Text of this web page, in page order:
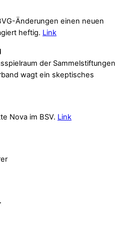
Änderungen einen neuen
heftig. Link
der Sammelstiftungen
wagt ein skeptisches
Nova im BSV. Link